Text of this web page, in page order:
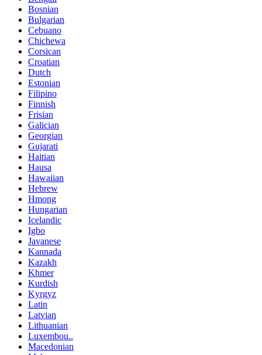
Bosnian
Bulgarian
Cebuano
Chichewa
Corsican
Croatian
Dutch
Estonian
Filipino
Finnish
Frisian
Galician
Georgian
Gujarati
Haitian
Hausa
Hawaiian
Hebrew
Hmong
Hungarian
Icelandic
Igbo
Javanese
Kannada
Kazakh
Khmer
Kurdish
Kyrgyz
Latin
Latvian
Lithuanian
Luxembou..
Macedonian